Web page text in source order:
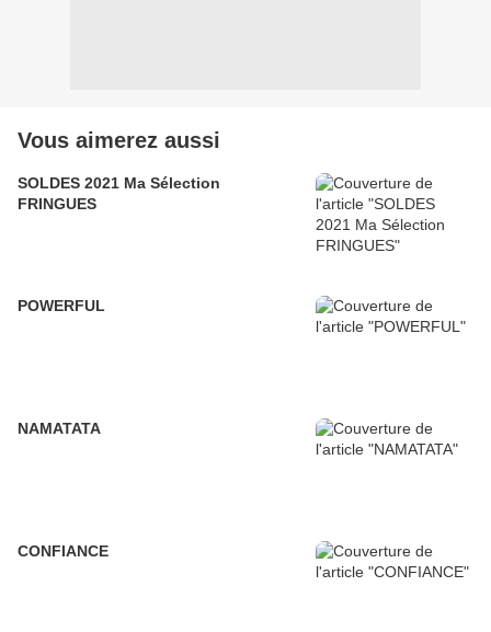
Vous aimerez aussi
SOLDES 2021 Ma Sélection
FRINGUES
POWERFUL
NAMATATA
CONFIANCE